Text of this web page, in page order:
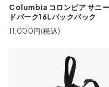
Columbia コロンビア サニ
ドパーク16Lバックパック
11,000円(税込)